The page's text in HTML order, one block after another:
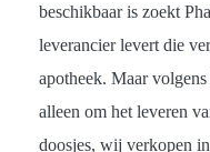
beschikbaar is zoekt
leverancier levert die
apotheek. Maar
alleen om het leveren
doosjes, wij verkopen